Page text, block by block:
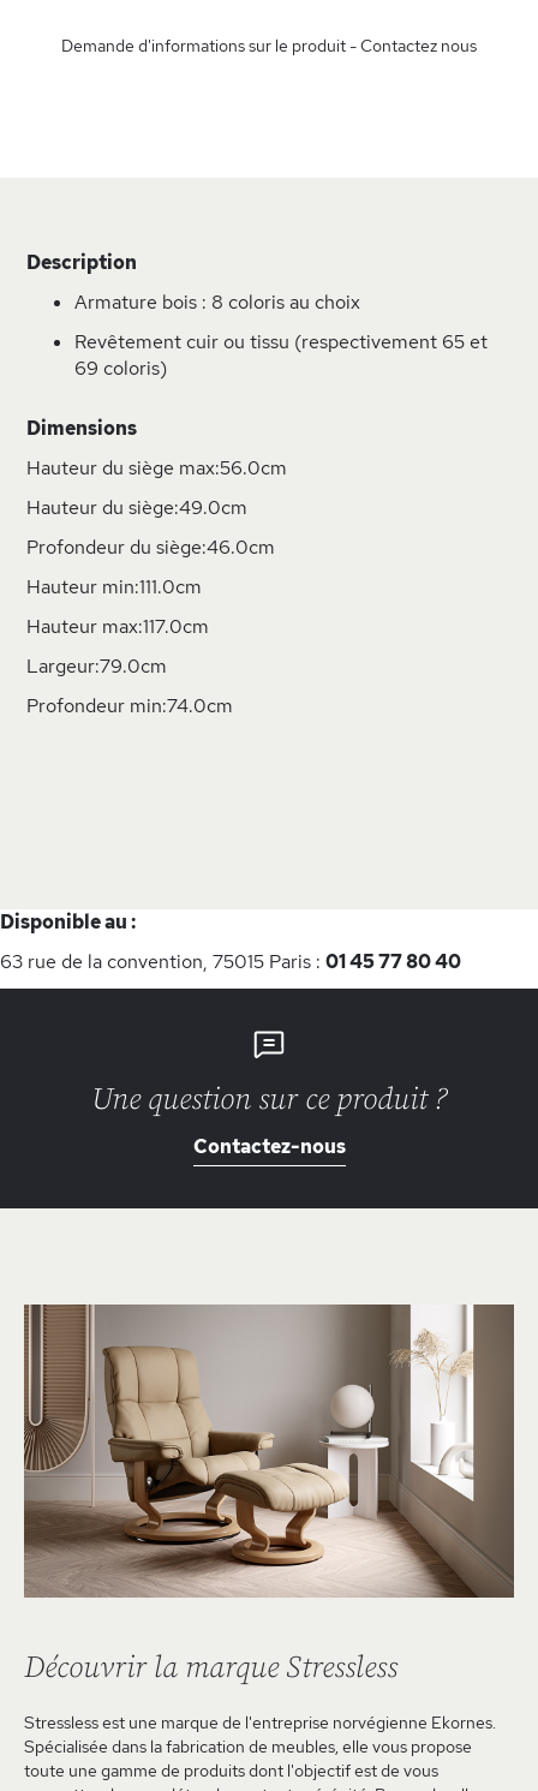
Demande d'informations sur le produit - Contactez nous
Description
Armature bois : 8 coloris au choix
Revêtement cuir ou tissu (respectivement 65 et
69 coloris)
Dimensions
Hauteur du siège max:56.0cm
Hauteur du siège:49.0cm
Profondeur du siège:46.0cm
Hauteur min:111.0cm
Hauteur max:117.0cm
Largeur:79.0cm
Profondeur min:74.0cm
Disponible au :
63 rue de la convention, 75015 Paris : 01 45 77 80 40
Une question sur ce produit ?
Contactez-nous
Découvrir la marque Stressless
Stressless est une marque de l'entreprise norvégienne Ekornes.
Spécialisée dans la fabrication de meubles, elle vous propose
toute une gamme de produits dont l'objectif est de vous